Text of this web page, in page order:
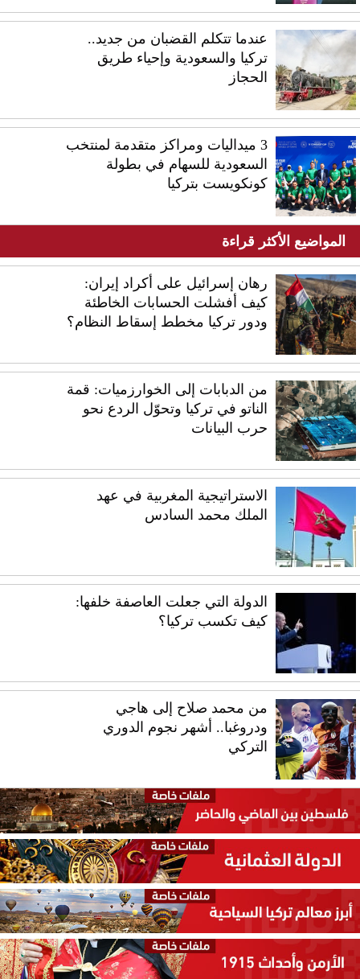
عندما تتكلم القضبان من جديد..
تركيا والسعودية وإحياء طريق
الحجاز
3 ميداليات ومراكز متقدمة لمنتخب
السعودية للسهام في بطولة
كونكويست بتركيا
المواضيع الأكثر قراءة
رهان إسرائيل على أكراد إيران:
كيف أفشلت الحسابات الخاطئة
ودور تركيا مخطط إسقاط النظام؟
من الدبابات إلى الخوارزميات: قمة
الناتو في تركيا وتحوّل الردع نحو
حرب البيانات
الاستراتيجية المغربية في عهد
الملك محمد السادس
الدولة التي جعلت العاصفة خلفها:
كيف تكسب تركيا؟
من محمد صلاح إلى هاجي
ودروغبا.. أشهر نجوم الدوري
التركي